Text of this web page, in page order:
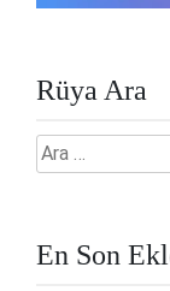
Rüya Ara
Arama:
En Son